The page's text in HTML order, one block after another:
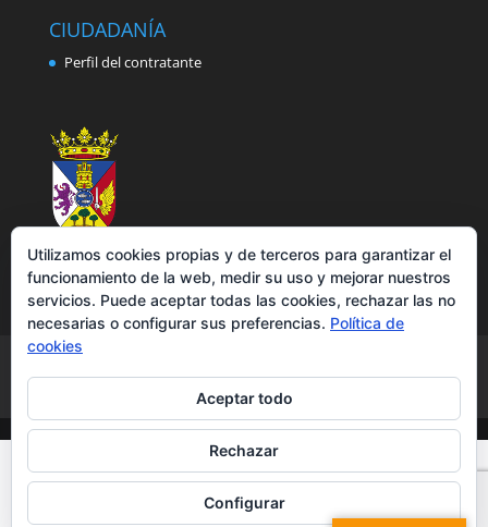
CIUDADANÍA
Perfil del contratante
Política de cookies
Accesibilidad
Utilizamos cookies propias y de terceros para garantizar el
funcionamiento de la web, medir su uso y mejorar nuestros
servicios. Puede aceptar todas las cookies, rechazar las no
necesarias o configurar sus preferencias. Política de
cookies
Aceptar todo
Rechazar
Configurar